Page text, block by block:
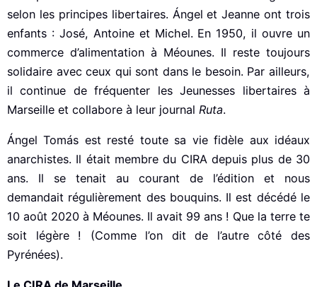
selon les principes libertaires. Ángel et Jeanne ont trois
enfants : José, Antoine et Michel. En 1950, il ouvre un
commerce d’alimentation à Méounes. Il reste toujours
solidaire avec ceux qui sont dans le besoin. Par ailleurs,
il continue de fréquenter les Jeunesses libertaires à
Marseille et collabore à leur journal Ruta.
Ángel Tomás est resté toute sa vie fidèle aux idéaux
anarchistes. Il était membre du CIRA depuis plus de 30
ans. Il se tenait au courant de l’édition et nous
demandait régulièrement des bouquins. Il est décédé le
10 août 2020 à Méounes. Il avait 99 ans ! Que la terre te
soit légère ! (Comme l’on dit de l’autre côté des
Pyrénées).